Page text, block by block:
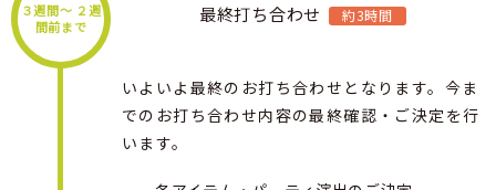
３週間〜 ２週
間前まで
最終打ち合わせ 約3時間
いよいよ最終のお打ち合わせとなります。今ま
でのお打ち合わせ内容の最終確認・ご決定を行
います。